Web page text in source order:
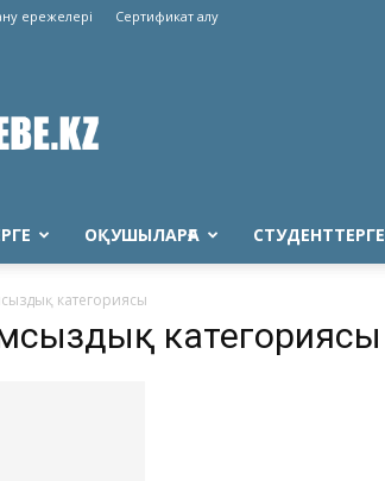
ережелері Сертификат алу
ОҚУШЫЛАРҒА СТУДЕНТТЕРГЕ
категориясы
категориясы